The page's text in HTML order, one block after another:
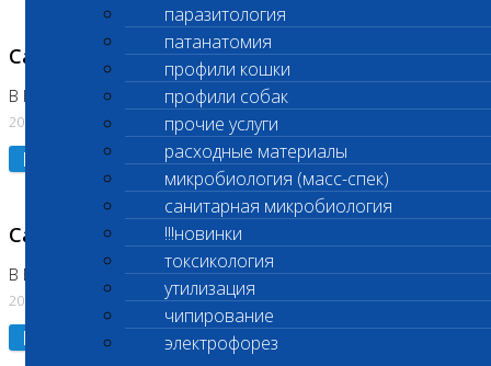
паразитология
патанатомия
профили кошки
профили собак
прочие услуги
расходные материалы
микробиология (масс-спек)
санитарная микробиология
!!!новинки
токсикология
утилизация
чипирование
электрофорез
Санитарные дни
В Коломне 24.07.2026 и 28.07.2026
20.07.2026
Подробнее
Санитарный день
В Бутово 21.07.2026
20.07.2026
Подробнее